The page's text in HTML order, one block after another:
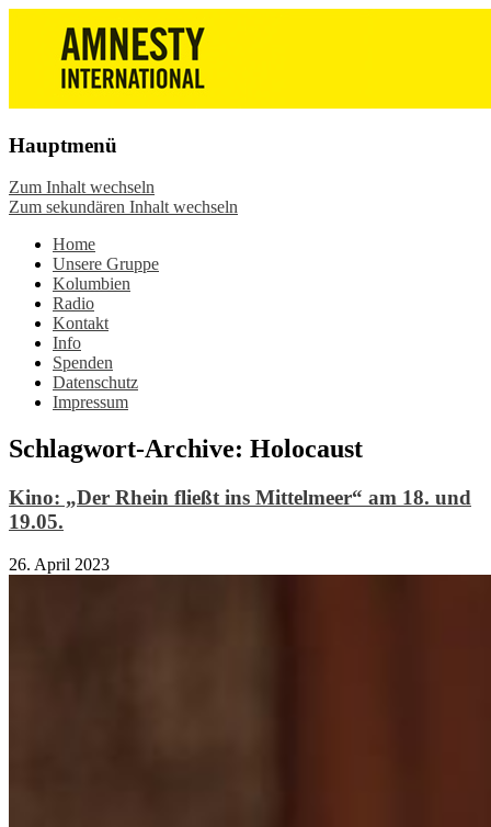
Amnesty International
Wiesbaden – Infos, Adresse,
Gruppentreffen
Die Wiesbadener Amnesty-Gruppen
stellen sich vor, bieten interessante
Veranstaltungen und Aktionen zum
Mitmachen – online oder in der Gruppe.
Sei dabei.
Hauptmenü
Zum Inhalt wechseln
Zum sekundären Inhalt wechseln
Home
Unsere Gruppe
Kolumbien
Radio
Kontakt
Info
Spenden
Datenschutz
Impressum
Schlagwort-Archive: Holocaust
Kino: „Der Rhein fließt ins Mittelmeer“ am 18. und
19.05.
26. April 2023